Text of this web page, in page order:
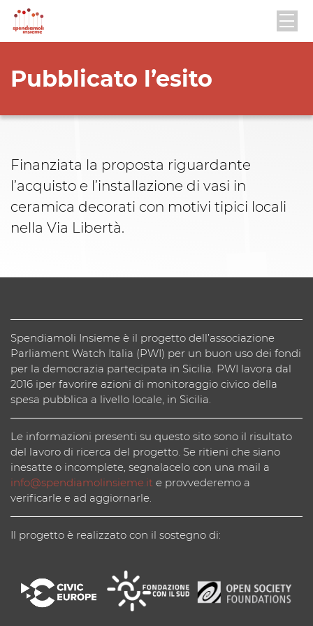
Pubblicato l’esito
Finanziata la proposta riguardante
l’acquisto e l’installazione di vasi in
ceramica decorati con motivi tipici locali
nella Via Libertà.
Spendiamoli Insieme è il progetto dell’associazione
Parliament Watch Italia (PWI) per un buon uso dei fondi
per la democrazia partecipata in Sicilia. PWI lavora dal
2016 iper favorire azioni di monitoraggio civico della
spesa pubblica a livello locale, in Sicilia.
Le informazioni presenti su questo sito sono il risultato
del lavoro di ricerca del progetto. Se ritieni che siano
inesatte o incomplete, segnalacelo con una mail a
info@spendiamolinsieme.it e provvederemo a
verificarle e ad aggiornarle.
Il progetto è realizzato con il sostegno di: